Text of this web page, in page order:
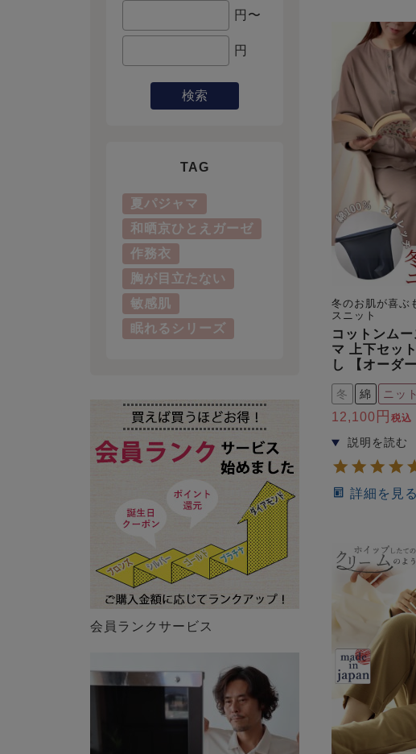
円〜
円
検索
TAG
夏パジャマ
和晒京ひとえガーゼ
作務衣
胸が目立たない
敏感肌
眠れるシリーズ
会員ランクサービス
冬のお肌が喜ぶ
スニット
コットンム
マ 上下セッ
し 【オーダ
冬 綿 ニット
12,100 税込
詳細を見る